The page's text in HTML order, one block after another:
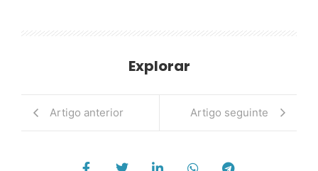
Explorar
Artigo anterior Artigo seguinte